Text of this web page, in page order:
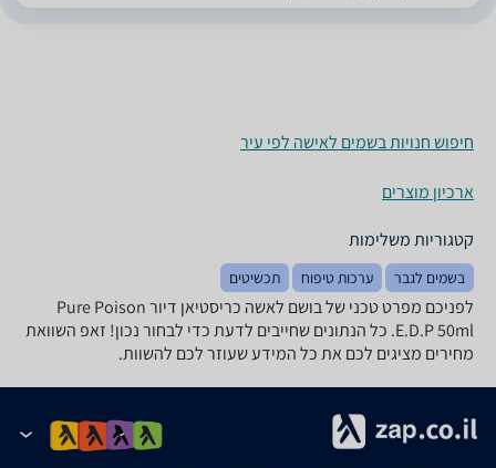
חיפוש חנויות בשמים לאישה לפי עיר
ארכיון מוצרים
קטגוריות משלימות
בשמים לגבר ערכות טיפוח תכשיטים
לפניכם מפרט טכני של בושם לאשה כריסטיאן דיור Pure Poison
E.D.P 50ml. כל הנתונים שחייבים לדעת כדי לבחור נכון! זאפ השוואת
מחירים מציגים לכם את כל המידע שעוזר לכם להשוות.